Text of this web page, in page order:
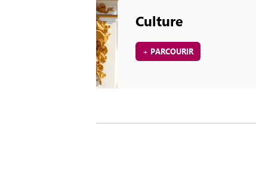
Culture
+ PARCOURIR